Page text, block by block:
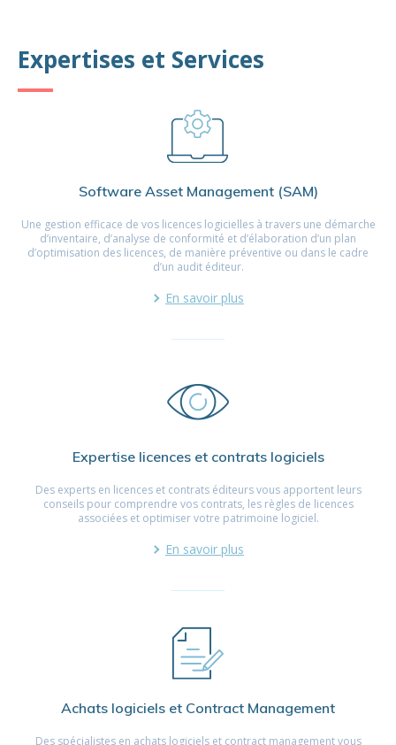
Expertises et Services
Software Asset Management (SAM)
Une gestion efficace de vos licences logicielles à travers une démarche
d’inventaire, d’analyse de conformité et d’élaboration d’un plan
d’optimisation des licences, de manière préventive ou dans le cadre
d’un audit éditeur.
En savoir plus
Expertise licences et contrats logiciels
Des experts en licences et contrats éditeurs vous apportent leurs
conseils pour comprendre vos contrats, les règles de licences
associées et optimiser votre patrimoine logiciel.
En savoir plus
Achats logiciels et Contract Management
Des spécialistes en achats logiciels et contract management vous